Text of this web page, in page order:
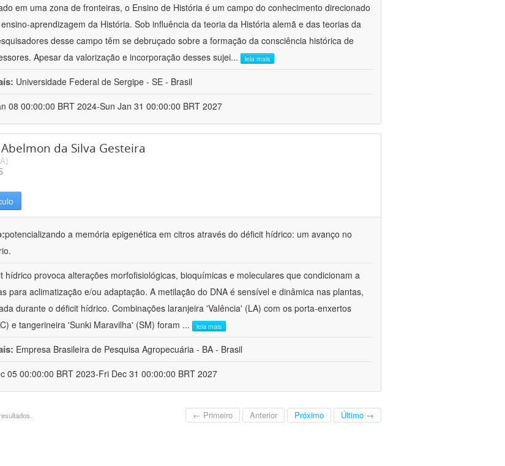
em uma zona de fronteiras, o Ensino de História é um campo do conhecimento direcionado
aprendizagem da História. Sob influência da teoria da História alemã e das teorias da
desse campo têm se debruçado sobre a formação da consciência histórica de
Apesar da valorização e incorporação desses sujei... leia mais
Universidade Federal de Sergipe - SE - Brasil
08 00:00:00 BRT 2024-Sun Jan 31 00:00:00 BRT 2027
Abelmon da Silva Gesteira
potencializando a memória epigenética em citros através do déficit hídrico: um avanço no
hídrico provoca alterações morfofisiológicas, bioquímicas e moleculares que condicionam a
para aclimatização e/ou adaptação. A metilação do DNA é sensível e dinâmica nas plantas,
durante o déficit hídrico. Combinações laranjeira 'Valência' (LA) com os porta-enxertos
e tangerineira 'Sunki Maravilha' (SM) foram ... leia mais
Empresa Brasileira de Pesquisa Agropecuária - BA - Brasil
05 00:00:00 BRT 2023-Fri Dec 31 00:00:00 BRT 2027
← Primeiro Anterior Próximo Último →